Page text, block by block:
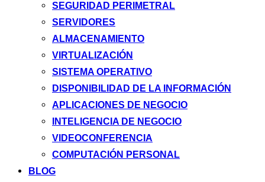
SEGURIDAD PERIMETRAL
SERVIDORES
ALMACENAMIENTO
VIRTUALIZACIÓN
SISTEMA OPERATIVO
DISPONIBILIDAD DE LA INFORMACIÓN
APLICACIONES DE NEGOCIO
INTELIGENCIA DE NEGOCIO
VIDEOCONFERENCIA
COMPUTACIÓN PERSONAL
BLOG